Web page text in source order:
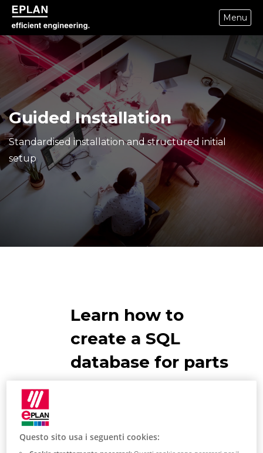
epulse.com home
Menu
Guided Installation
Standardised installation and structured initial
setup
Learn how to
create a SQL
database for parts
Windows user is stored in the
Questo sito usa i seguenti cookies: